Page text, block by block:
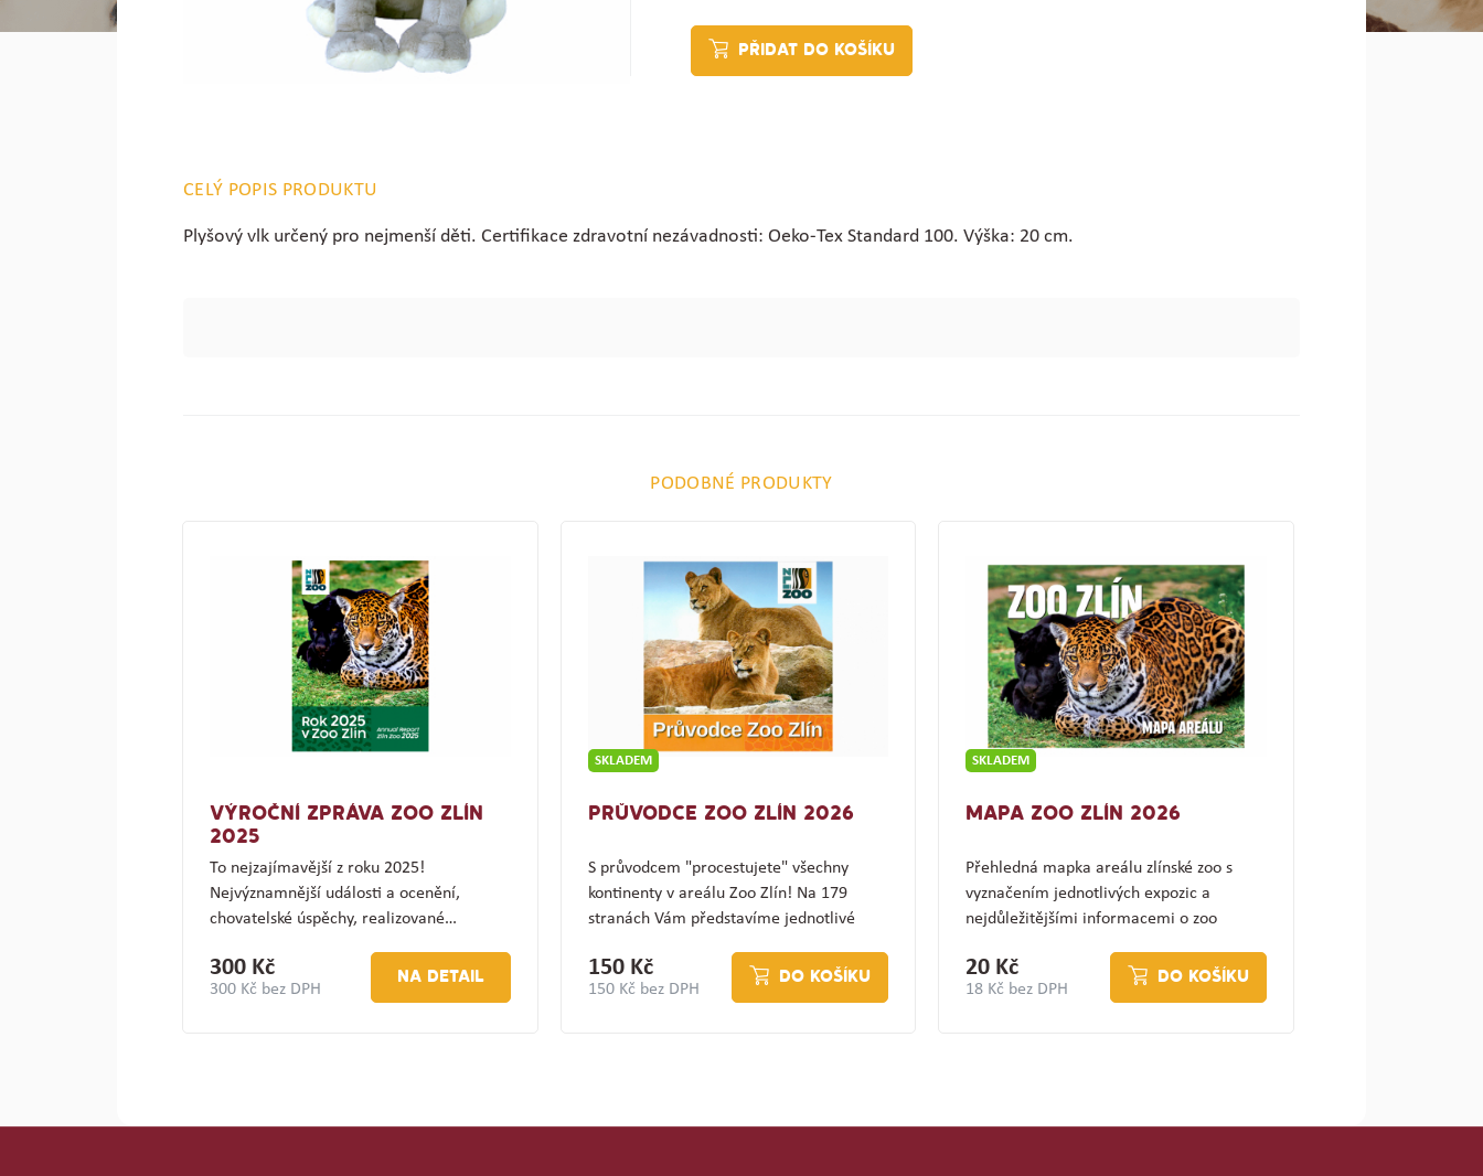
PŘIDAT DO KOŠÍKU
CELÝ POPIS PRODUKTU
Plyšový vlk určený pro nejmenší děti. Certifikace zdravotní nezávadnosti: Oeko-Tex Standard 100. Výška: 20 cm.
PODOBNÉ PRODUKTY
VÝROČNÍ ZPRÁVA ZOO ZLÍN
2025
To nejzajímavější z roku 2025!
Nejvýznamnější události a ocenění,
chovatelské úspěchy, realizované…
300 Kč
300 Kč bez DPH
NA DETAIL
SKLADEM
PRŮVODCE ZOO ZLÍN 2026
S průvodcem "procestujete" všechny
kontinenty v areálu Zoo Zlín! Na 179
stranách Vám představíme jednotlivé
150 Kč
150 Kč bez DPH
DO KOŠÍKU
SKLADEM
MAPA ZOO ZLÍN 2026
Přehledná mapka areálu zlínské zoo s
vyznačením jednotlivých expozic a
nejdůležitějšími informacemi o zoo
20 Kč
18 Kč bez DPH
DO KOŠÍKU